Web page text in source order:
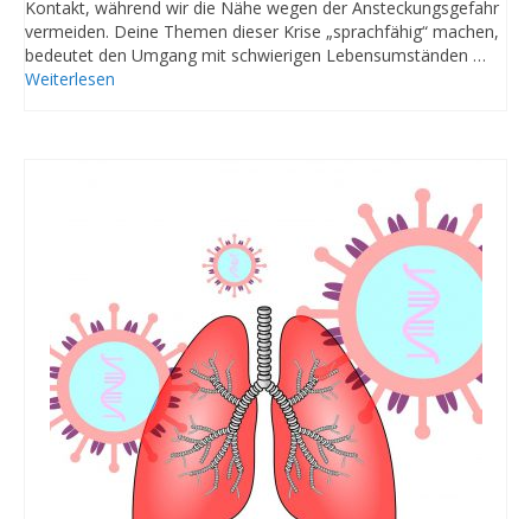
Kontakt, während wir die Nähe wegen der Ansteckungsgefahr
vermeiden. Deine Themen dieser Krise „sprachfähig“ machen,
bedeutet den Umgang mit schwierigen Lebensumständen …
Weiterlesen